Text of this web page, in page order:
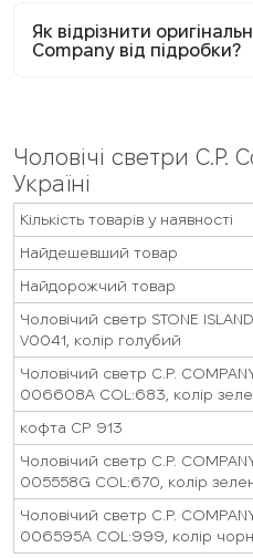
Як відрізнити
Company від підробки?
Чоловічі светри C.P.
Україні
Кількість товарів у наявності
Найдешевший товар
Найдорожчий товар
Чоловічий светр STONE
V0041, колір голубий
Чоловічий светр C.P.
006608A COL:683, колір
кофта CP 913
Чоловічий светр C.P.
005558G COL:670, колір
Чоловічий светр C.P.
006595A COL:999, колір